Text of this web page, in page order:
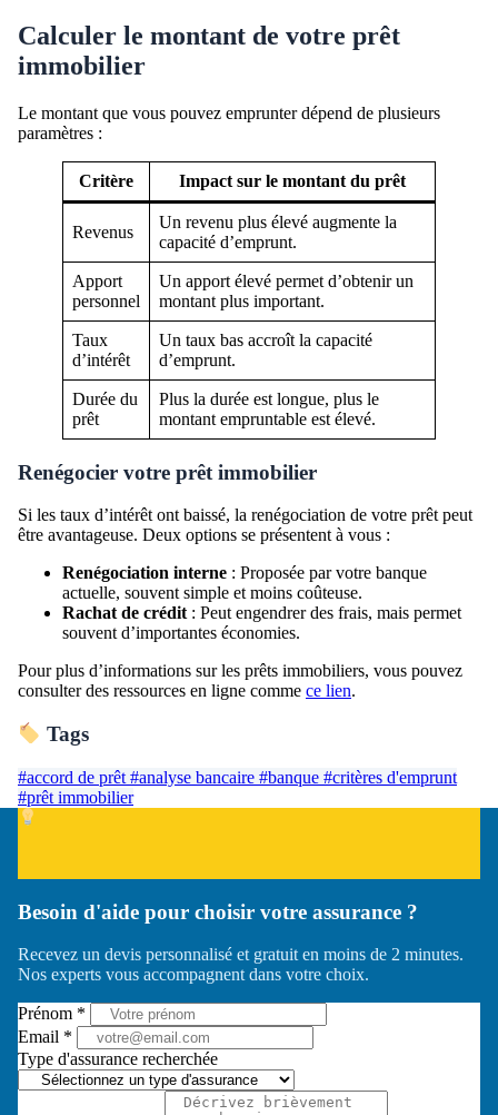
Calculer le montant de votre prêt
immobilier
Le montant que vous pouvez emprunter dépend de plusieurs
paramètres :
Critère Impact sur le montant du prêt
Revenus
Un revenu plus élevé augmente la
capacité d’emprunt.
Apport
personnel
Un apport élevé permet d’obtenir un
montant plus important.
Taux
d’intérêt
Un taux bas accroît la capacité
d’emprunt.
Durée du
prêt
Plus la durée est longue, plus le
montant empruntable est élevé.
Renégocier votre prêt immobilier
Si les taux d’intérêt ont baissé, la renégociation de votre prêt peut
être avantageuse. Deux options se présentent à vous :
Renégociation interne : Proposée par votre banque
actuelle, souvent simple et moins coûteuse.
Rachat de crédit : Peut engendrer des frais, mais permet
souvent d’importantes économies.
Pour plus d’informations sur les prêts immobiliers, vous pouvez
consulter des ressources en ligne comme ce lien.
Tags
#accord de prêt #analyse bancaire #banque #critères d'emprunt
#prêt immobilier
Besoin d'aide pour choisir votre assurance ?
Recevez un devis personnalisé et gratuit en moins de 2 minutes.
Nos experts vous accompagnent dans votre choix.
Prénom *
Email *
Type d'assurance recherchée